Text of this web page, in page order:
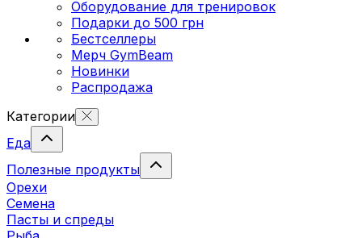
Оборудование для тренировок
Подарки до 500 грн
Бестселлеры
Мерч GymBeam
Новинки
Распродажа
Категории
Еда
Полезные продукты
Орехи
Семена
Пасты и спреды